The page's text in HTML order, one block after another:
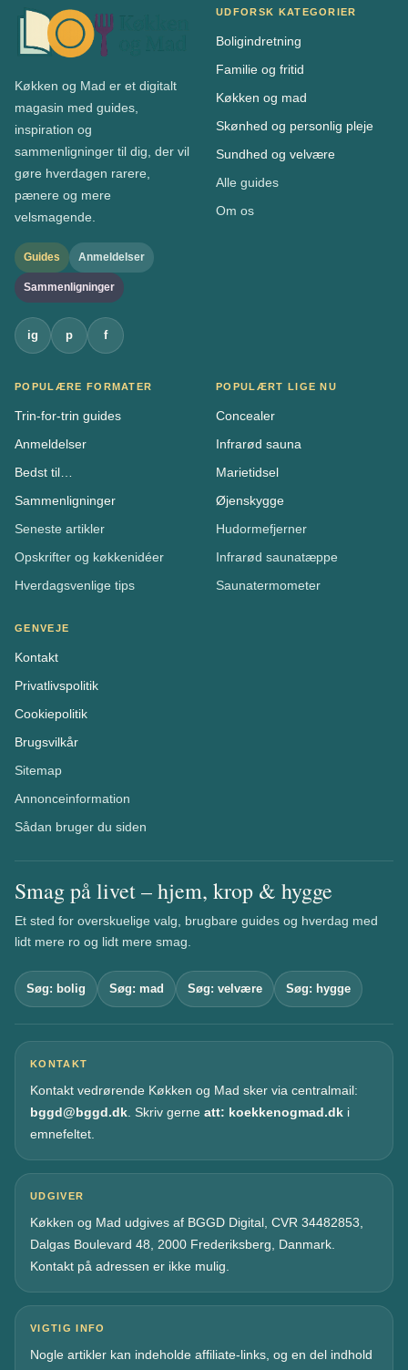
Køkken og Mad er et digitalt
magasin med guides,
inspiration og
sammenligninger til dig, der vil
gøre hverdagen rarere,
pænere og mere
velsmagende.
Guides Anmeldelser
Sammenligninger
ig p f
UDFORSK KATEGORIER
Boligindretning
Familie og fritid
Køkken og mad
Skønhed og personlig pleje
Sundhed og velvære
Alle guides
Om os
POPULÆRE FORMATER
Trin-for-trin guides
Anmeldelser
Bedst til…
Sammenligninger
Seneste artikler
Opskrifter og køkkenidéer
Hverdagsvenlige tips
POPULÆRT LIGE NU
Concealer
Infrarød sauna
Marietidsel
Øjenskygge
Hudormefjerner
Infrarød saunatæppe
Saunatermometer
GENVEJE
Kontakt
Privatlivspolitik
Cookiepolitik
Brugsvilkår
Sitemap
Annonceinformation
Sådan bruger du siden
Smag på livet – hjem, krop & hygge
Et sted for overskuelige valg, brugbare guides og hverdag med
lidt mere ro og lidt mere smag.
Søg: bolig Søg: mad Søg: velvære Søg: hygge
KONTAKT
Kontakt vedrørende Køkken og Mad sker via centralmail:
bggd@bggd.dk. Skriv gerne att: koekkenogmad.dk i
emnefeltet.
UDGIVER
Køkken og Mad udgives af BGGD Digital, CVR 34482853,
Dalgas Boulevard 48, 2000 Frederiksberg, Danmark.
Kontakt på adressen er ikke mulig.
VIGTIG INFO
Nogle artikler kan indeholde affiliate-links, og en del indhold